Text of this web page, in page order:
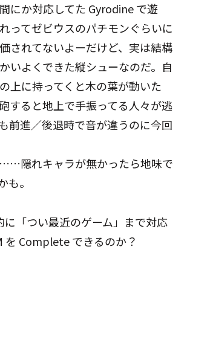
にか対応してた Gyrodine で遊
ってゼビウスのパチモンぐらいに
されてないよーだけど、実は結構
いよくできた縦シューなのだ。自
上に持ってくと木の葉が動いた
すると地上で手振ってる人々が逃
前進／後退時で音が違うのに今回
隠れキャラが無かったら地味で
。
に「つい最近のゲーム」まで対応
を Complete できるのか？